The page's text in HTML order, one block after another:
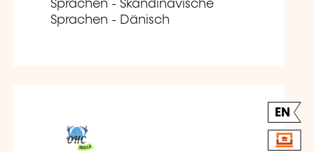
Sprachen - Skandinavische
Sprachen - Dänisch
EN